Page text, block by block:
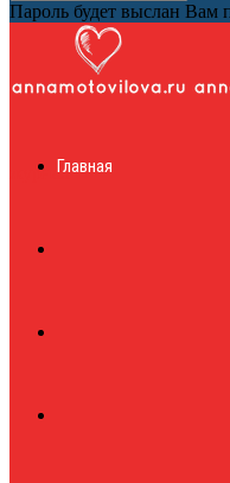
Пароль будет выслан Вам
журналГлавная